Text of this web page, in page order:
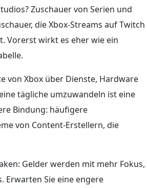
Zuschauer von Serien und
die Xbox-Streams auf Twitch
Vorerst wirkt es eher wie ein
von Xbox über Dienste, Hardware
tägliche umzuwandeln ist eine
Bindung: häufigere
von Content-Erstellern, die
Gelder werden mit mehr Fokus,
Erwarten Sie eine engere